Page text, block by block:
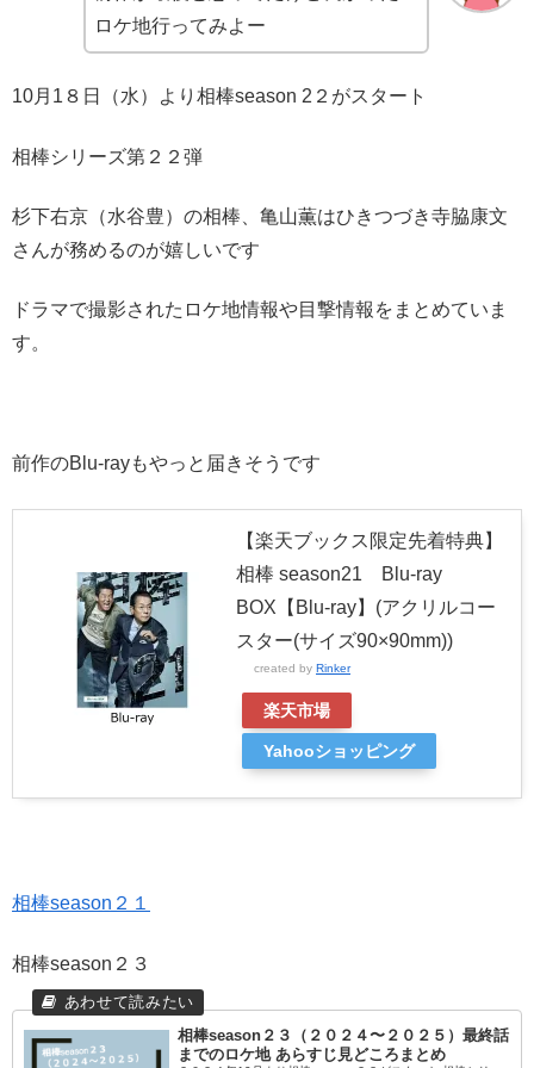
ロケ地行ってみよー
10月1８日（水）より相棒season 2２がスタート
相棒シリーズ第２２弾
杉下右京（水谷豊）の相棒、亀山薫はひきつづき寺脇康文
さんが務めるのが嬉しいです
ドラマで撮影されたロケ地情報や目撃情報をまとめていま
す。
前作のBlu-rayもやっと届きそうです
【楽天ブックス限定先着特典】
相棒 season21 Blu-ray
BOX【Blu-ray】(アクリルコー
スター(サイズ90×90mm))
created by Rinker
楽天市場
Yahooショッピング
相棒season２１
相棒season２３
相棒season２３（２０２４〜２０２５）最終話
までのロケ地 あらすじ見どころまとめ